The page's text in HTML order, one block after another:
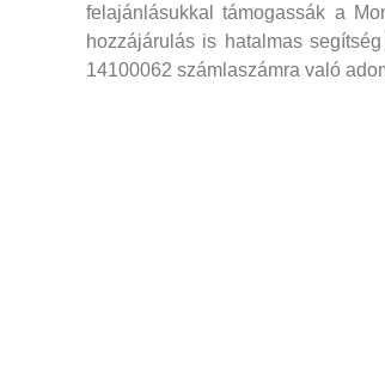
felajánlásukkal támogassák a
hozzájárulás is hatalmas
14100062 számlaszámra való